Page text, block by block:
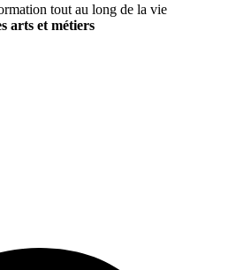
tout au long de la vie
arts et métiers